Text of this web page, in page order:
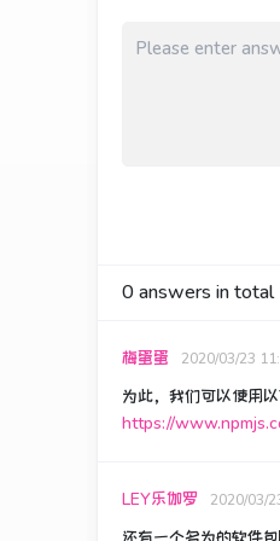
0answers in total
梅蛋蛋 2020/03/23
为此，我们可以使用以
https://
LEY乐伽罗 2020/03/